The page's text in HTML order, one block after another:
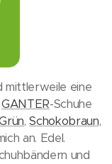
mittlerweile eine
GANTER-Schuhe
,Schokobraun,
an. Edel.
und